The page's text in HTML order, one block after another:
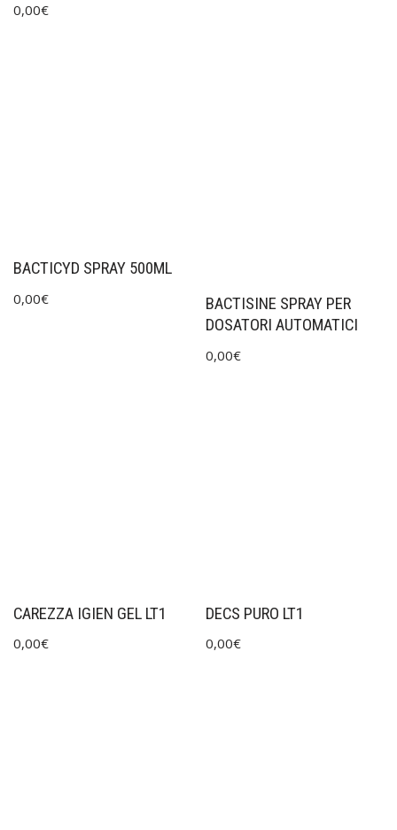
0,00€
BACTICYD SPRAY 500ML
0,00€
BACTISINE SPRAY PER
DOSATORI AUTOMATICI
0,00€
CAREZZA IGIEN GEL LT1
0,00€
DECS PURO LT1
0,00€